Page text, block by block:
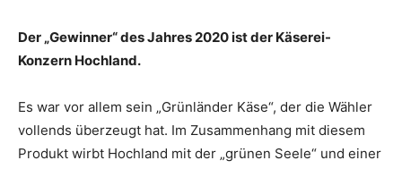
Der „Gewinner“ des Jahres 2020 ist der Käserei-
Konzern Hochland.
Es war vor allem sein „Grünländer Käse“, der die Wähler
vollends überzeugt hat. Im Zusammenhang mit diesem
Produkt wirbt Hochland mit der „grünen Seele“ und einer